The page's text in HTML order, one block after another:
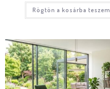
Rögtön a kosárba teszem